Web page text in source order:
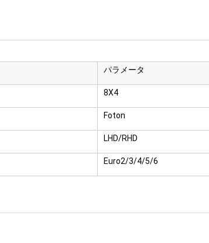
パラメータ
8X4
Foton
LHD/RHD
Euro2/3/4/5/6